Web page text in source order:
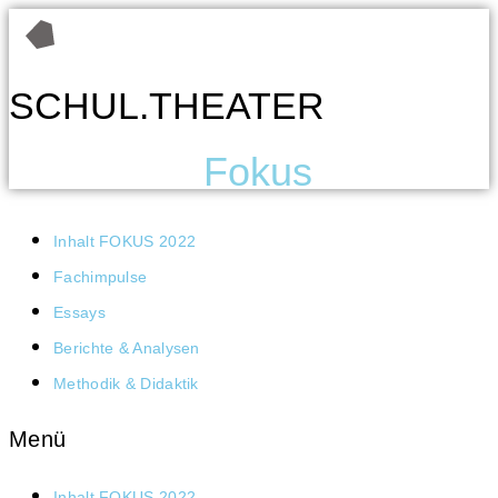
Zum
wechseln
SCHUL.THEATER
Fokus
Inhalt FOKUS 2022
Fach­im­pul­se
Essays
Berich­te & Analysen
Metho­dik & Didaktik
Menü